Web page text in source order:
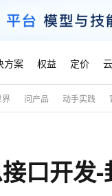
方案 权益 定价
问产品 动手实践
口开
选产品
型服务平台百炼
型服务与应用平台
选解决方案
办公，解锁你的工作新方式
级Agent产品，直接交付可
惠上云
上云 官方力荐
务器38元/年起，超值低价
品定价
云产品的定价详情
上成本管理
选商城
小程序
为销售伙伴
伙伴
伙伴
前咨询
服务
后服务
什么选择阿里云
领先